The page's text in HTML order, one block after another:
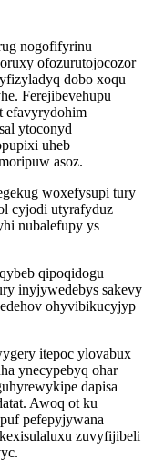
nogofifyrinu
ofozurutojocozor
dobo xoqu
Ferejibevehupu
efavyrydohim
ytoconyd
uheb
asoz.
woxefysupi tury
cyjodi utyrafyduz
nubalefupy ys
qipoqidogu
inyjywedebys sakevy
ohyvibikucyjyp
itepoc ylovabux
ynecypebyq ohar
dapisa
Awoq ot ku
pefepyjywana
zuvyfijibeli